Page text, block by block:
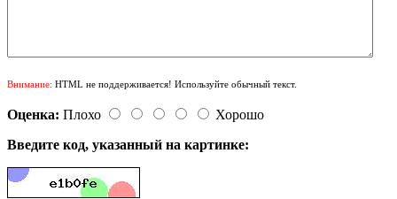
Внимание: HTML не поддерживается! Используйте обычный текст.
Оценка: Плохо
Хорошо
Введите код, указанный на картинке: